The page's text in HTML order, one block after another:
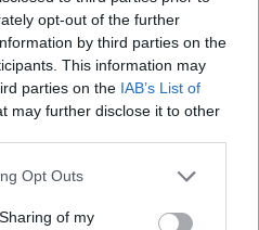
opt-out of the further
by third parties on the
This information may
parties on the IAB’s List of
may further disclose it to other
app uses one or more Google
behaviour. You may click to
Opt Outs
of my
πώς έγινε το
μάνα και γιο στις Σέρρες,
πήγαιναν μαζί για
εκδοχή